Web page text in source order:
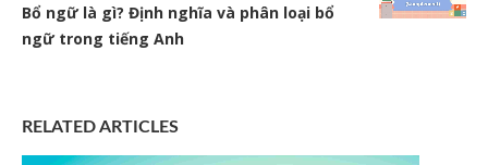
Bổ ngữ là gì? Định nghĩa và phân loại bổ
ngữ trong tiếng Anh
RELATED ARTICLES